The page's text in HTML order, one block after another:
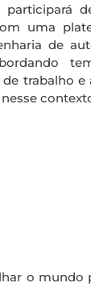
participará
uma
de
trabalho e
o mundo